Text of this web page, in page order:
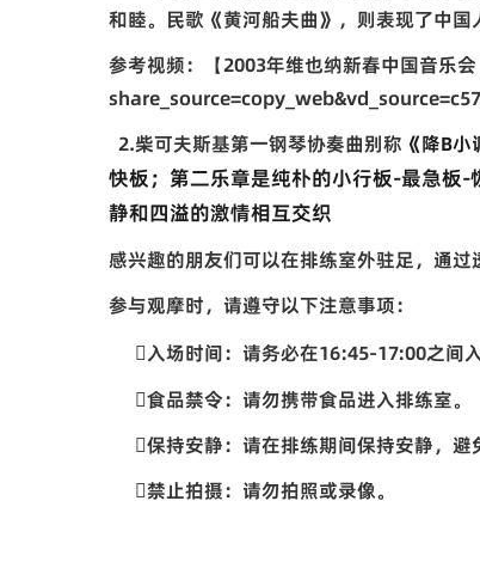
和睦。民歌《黄河船夫曲》，则表现了中
参考视频：【2003年维也纳新春中国音乐会
2.柴可夫斯基第一钢琴协奏曲别称 《降B小
快板；第二乐章是纯朴的小行板-最急板
静和四溢的激情相互交织
感兴趣的朋友们可以在排练室外驻足，通
参与观摩时，请遵守以下注意事项：
入场时间：请务必在16:45-17:00之间
食品禁令：请勿携带食品进入排练室。
保持安静：请在排练期间保持安静，避
禁止拍摄：请勿拍照或录像。